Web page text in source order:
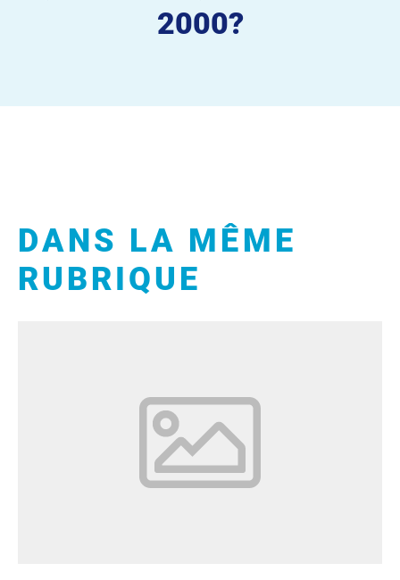
2000?
DANS LA MÊME
RUBRIQUE